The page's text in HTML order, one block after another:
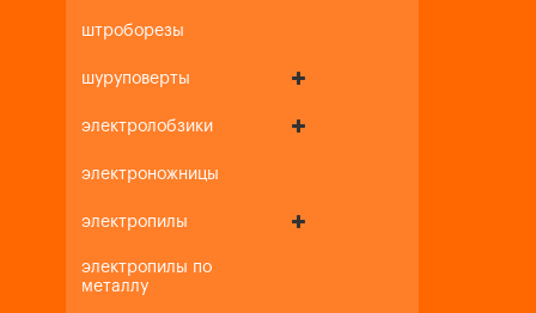
штроборезы
шуруповерты
электролобзики
электроножницы
электропилы
электропилы по
металлу